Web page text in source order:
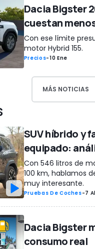
Dacia Bigster
cuestan
Con ese límite
motor Hybrid 155.
Precios-10 Ene
MÁS NOTICIAS
SUV híbrido y
equipado:
Con 546 litros de
100 km, hablamos
muy interesante.
Pruebas De Coches-7
Dacia Bigster
consumo real